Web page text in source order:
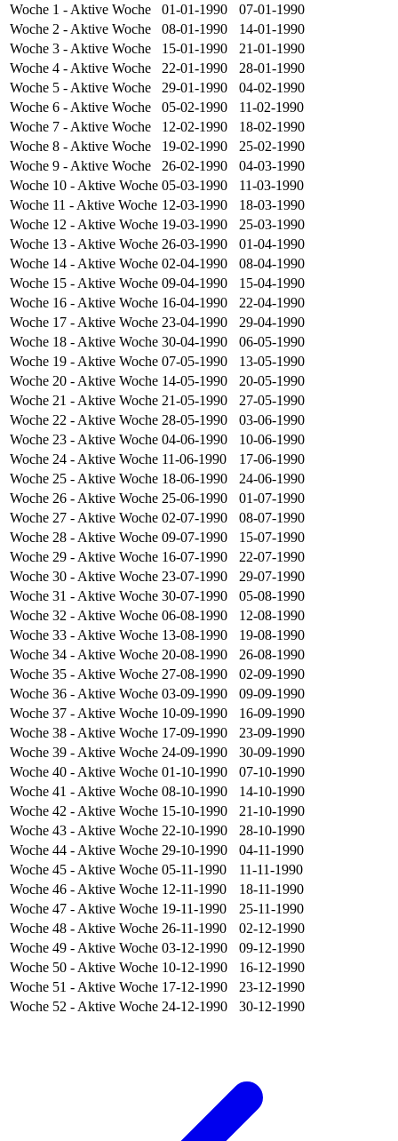
Woche 1 - Aktive Woche 01-01-1990
07-01-1990
Woche 2 - Aktive Woche 08-01-1990
14-01-1990
Woche 3 - Aktive Woche 15-01-1990
21-01-1990
Woche 4 - Aktive Woche 22-01-1990
28-01-1990
Woche 5 - Aktive Woche 29-01-1990
04-02-1990
Woche 6 - Aktive Woche 05-02-1990
11-02-1990
Woche 7 - Aktive Woche 12-02-1990
18-02-1990
Woche 8 - Aktive Woche 19-02-1990
25-02-1990
Woche 9 - Aktive Woche 26-02-1990
04-03-1990
Woche 10 - Aktive Woche 05-03-1990
11-03-1990
Woche 11 - Aktive Woche 12-03-1990
18-03-1990
Woche 12 - Aktive Woche 19-03-1990
25-03-1990
Woche 13 - Aktive Woche 26-03-1990
01-04-1990
Woche 14 - Aktive Woche 02-04-1990
08-04-1990
Woche 15 - Aktive Woche 09-04-1990
15-04-1990
Woche 16 - Aktive Woche 16-04-1990
22-04-1990
Woche 17 - Aktive Woche 23-04-1990
29-04-1990
Woche 18 - Aktive Woche 30-04-1990
06-05-1990
Woche 19 - Aktive Woche 07-05-1990
13-05-1990
Woche 20 - Aktive Woche 14-05-1990
20-05-1990
Woche 21 - Aktive Woche 21-05-1990
27-05-1990
Woche 22 - Aktive Woche 28-05-1990
03-06-1990
Woche 23 - Aktive Woche 04-06-1990
10-06-1990
Woche 24 - Aktive Woche 11-06-1990
17-06-1990
Woche 25 - Aktive Woche 18-06-1990
24-06-1990
Woche 26 - Aktive Woche 25-06-1990
01-07-1990
Woche 27 - Aktive Woche 02-07-1990
08-07-1990
Woche 28 - Aktive Woche 09-07-1990
15-07-1990
Woche 29 - Aktive Woche 16-07-1990
22-07-1990
Woche 30 - Aktive Woche 23-07-1990
29-07-1990
Woche 31 - Aktive Woche 30-07-1990
05-08-1990
Woche 32 - Aktive Woche 06-08-1990
12-08-1990
Woche 33 - Aktive Woche 13-08-1990
19-08-1990
Woche 34 - Aktive Woche 20-08-1990
26-08-1990
Woche 35 - Aktive Woche 27-08-1990
02-09-1990
Woche 36 - Aktive Woche 03-09-1990
09-09-1990
Woche 37 - Aktive Woche 10-09-1990
16-09-1990
Woche 38 - Aktive Woche 17-09-1990
23-09-1990
Woche 39 - Aktive Woche 24-09-1990
30-09-1990
Woche 40 - Aktive Woche 01-10-1990
07-10-1990
Woche 41 - Aktive Woche 08-10-1990
14-10-1990
Woche 42 - Aktive Woche 15-10-1990
21-10-1990
Woche 43 - Aktive Woche 22-10-1990
28-10-1990
Woche 44 - Aktive Woche 29-10-1990
04-11-1990
Woche 45 - Aktive Woche 05-11-1990
11-11-1990
Woche 46 - Aktive Woche 12-11-1990
18-11-1990
Woche 47 - Aktive Woche 19-11-1990
25-11-1990
Woche 48 - Aktive Woche 26-11-1990
02-12-1990
Woche 49 - Aktive Woche 03-12-1990
09-12-1990
Woche 50 - Aktive Woche 10-12-1990
16-12-1990
Woche 51 - Aktive Woche 17-12-1990
23-12-1990
Woche 52 - Aktive Woche 24-12-1990 30-12-1990